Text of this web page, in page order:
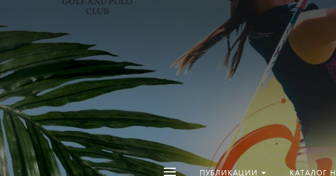
ПУБЛИКАЦИИ КАТАЛОГ